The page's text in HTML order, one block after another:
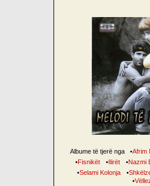
Albume të tjerë nga •Afrim
•Fisnikët •Ilirët •Nazmi
•Selami Kolonja •
•